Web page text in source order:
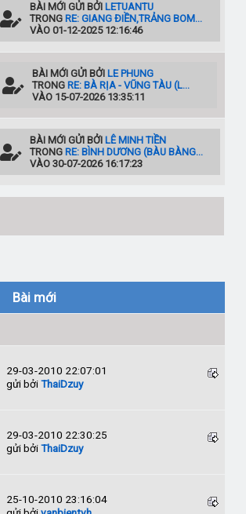
BÀI MỚIGỬI BỞI LETUANTU
TRONG RE: GIANG ĐIỀN,TRẢNG BOM...
VÀO 01-12-2025 12:16:46
BÀI MỚI GỬI BỞI LE PHUNG
TRONG RE: BÀ RỊA - VŨNG TÀU (L...
VÀO 15-07-2026 13:35:11
BÀI MỚIGỬI BỞI LÊ MINH TIỀN
TRONG RE: BÌNH DƯƠNG (BÀU BÀNG...
VÀO 30-07-2026 16:17:23
Bài mới
29-03-2010 22:07:01
gửi bởiThaiDzuy
29-03-2010 22:30:25
gửi bởiThaiDzuy
25-10-2010 23:16:04